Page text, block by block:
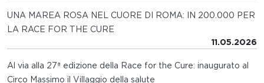
UNA MAREA ROSA NEL CUORE DI ROMA: IN 200.000 PER
LA RACE FOR THE CURE
11.05.2026
Al via alla 27ª edizione della Race for the Cure: inaugurato al
Circo Massimo il Villaggio della salute